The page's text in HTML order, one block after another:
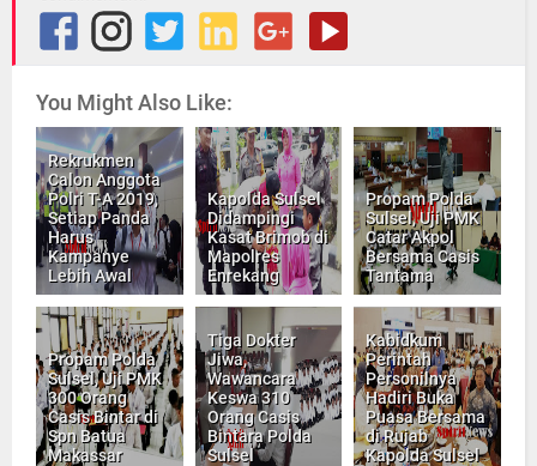
You Might Also Like:
Rekrukmen
Calon Anggota
Polri T-A 2019,
Setiap Panda
Harus
Kampanye
Lebih Awal
Kapolda Sulsel
Didampingi
Kasat Brimob di
Mapolres
Enrekang
Propam Polda
Sulsel, Uji PMK
Catar Akpol
Bersama Casis
Tantama
Propam Polda
Sulsel, Uji PMK
300 Orang
Casis Bintar di
Spn Batua
Makassar
Tiga Dokter
Jiwa,
Wawancara
Keswa 310
Orang Casis
Bintara Polda
Sulsel
Kabidkum
Perintah
Personilnya
Hadiri Buka
Puasa Bersama
di Rujab
Kapolda Sulsel